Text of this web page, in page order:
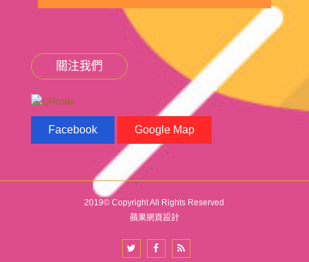
關注我們
Facebook Google Map
2019© Copyright All Rights Reserved
蘋果網頁設計